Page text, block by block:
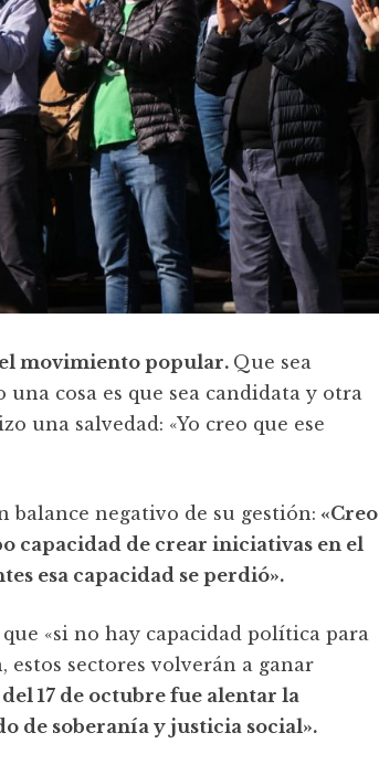
movimiento popular. Que sea
cosa es que sea candidata y otra
una salvedad: «Yo creo que ese
balance negativo de su gestión: «Creo
capacidad de crear iniciativas en el
esa capacidad se perdió».
«si no hay capacidad política para
sectores volverán a ganar
17 de octubre fue alentar la
de soberanía y justicia social».